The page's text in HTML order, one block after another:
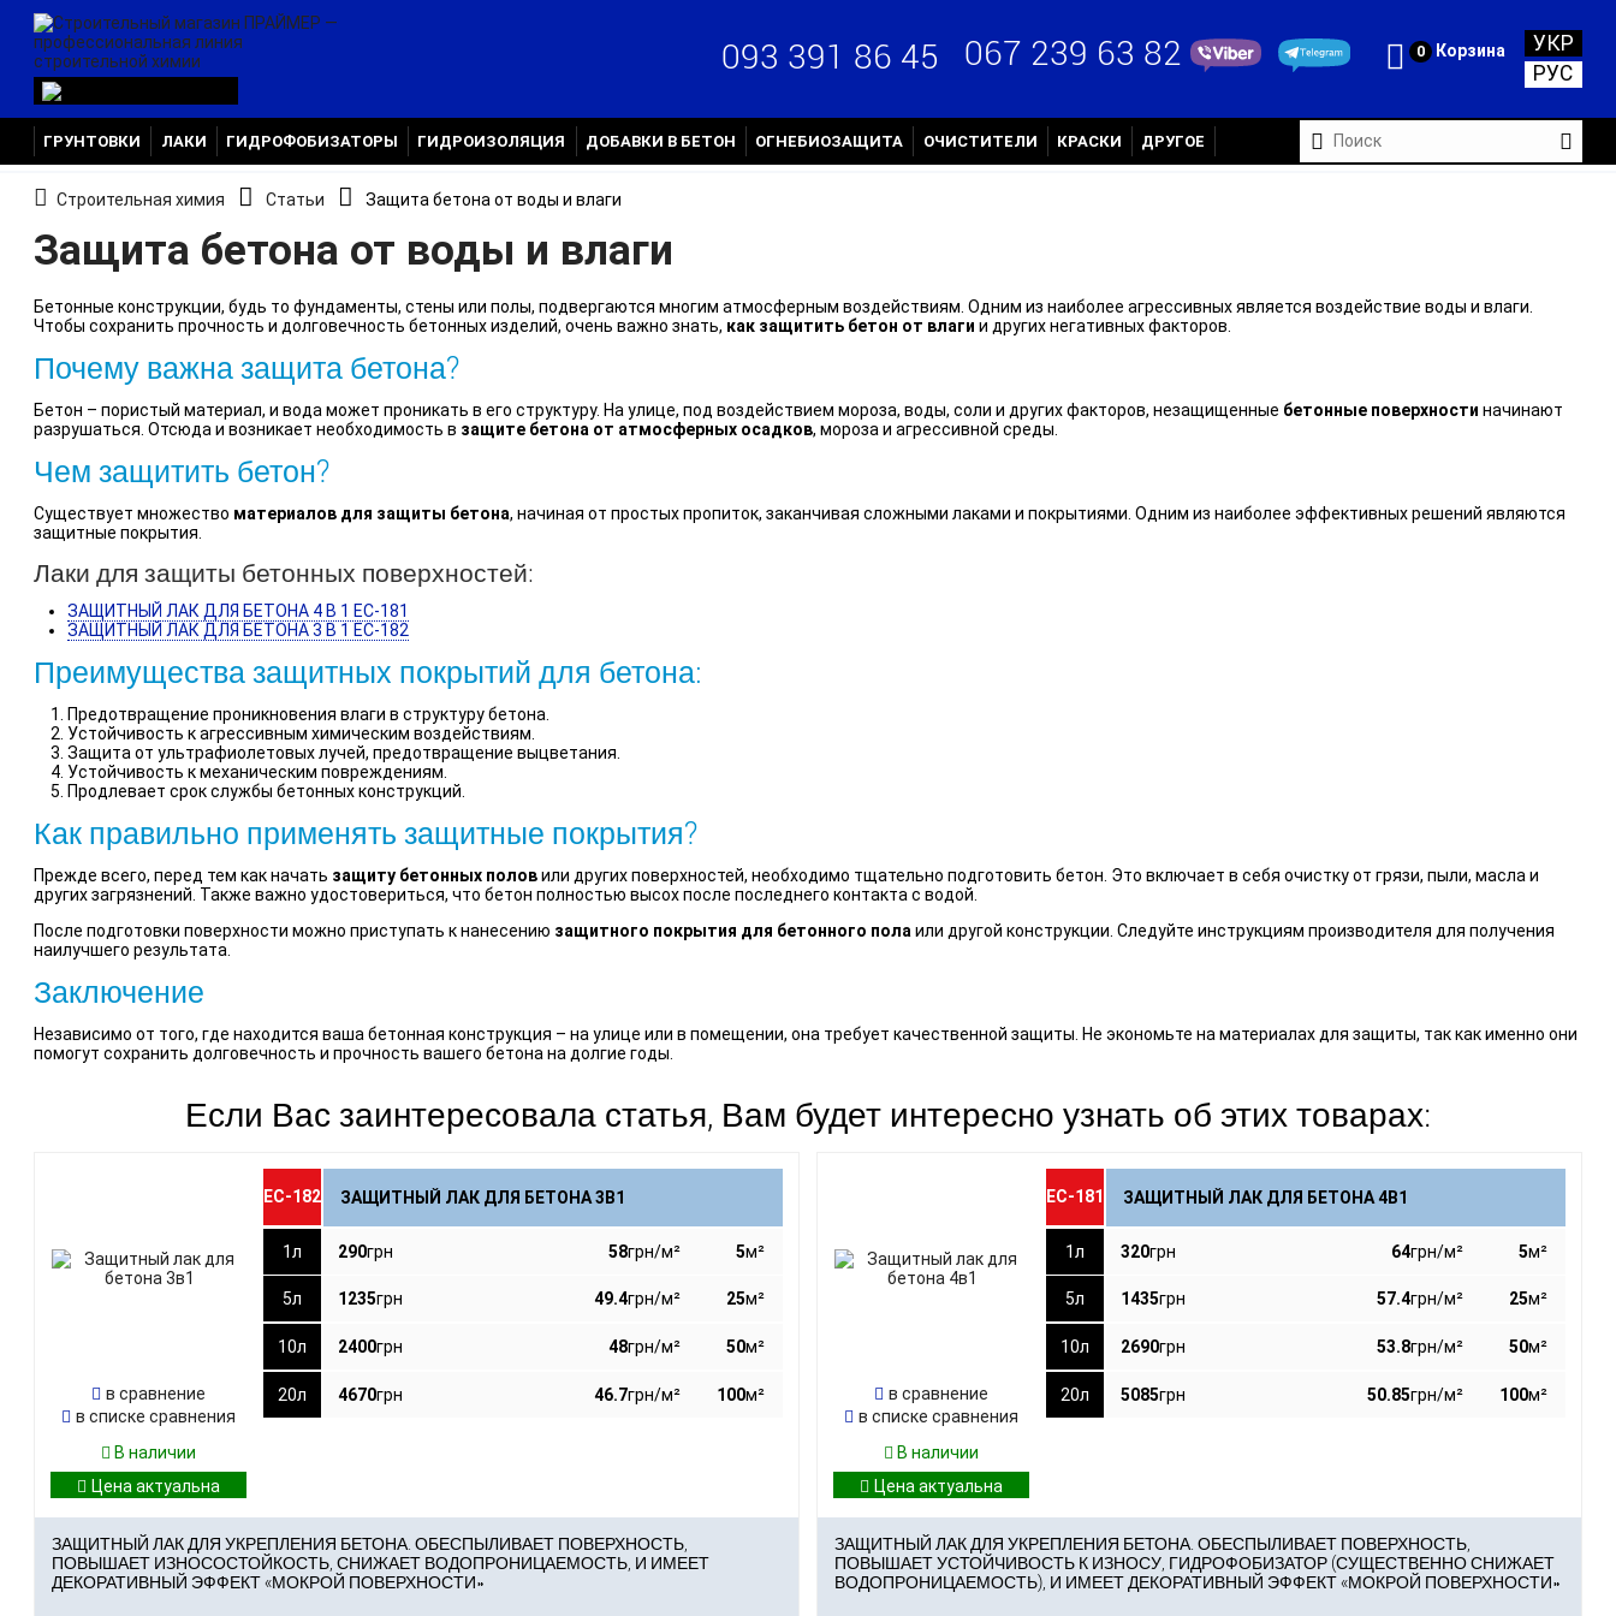
093 391 86 45 067 239 63 82 0 Корзина
УКР
РУС
ГРУНТОВКИ ЛАКИ ГИДРОФОБИЗАТОРЫ ГИДРОИЗОЛЯЦИЯ ДОБАВКИ В БЕТОН ОГНЕБИОЗАЩИТА ОЧИСТИТЕЛИ КРАСКИ ДРУГОЕ
Строительная химия Статьи Защита бетона от воды и влаги
Защита бетона от воды и влаги
Бетонные конструкции, будь то фундаменты, стены или полы, подвергаются многим атмосферным воздействиям. Одним из наиболее агрессивных является воздействие воды и влаги.
Чтобы сохранить прочность и долговечность бетонных изделий, очень важно знать, как защитить бетон от влаги и других негативных факторов.
Почему важна защита бетона?
Бетон – пористый материал, и вода может проникать в его структуру. На улице, под воздействием мороза, воды, соли и других факторов, незащищенные бетонные поверхности начинают
разрушаться. Отсюда и возникает необходимость в защите бетона от атмосферных осадков, мороза и агрессивной среды.
Чем защитить бетон?
Существует множество материалов для защиты бетона, начиная от простых пропиток, заканчивая сложными лаками и покрытиями. Одним из наиболее эффективных решений являются
защитные покрытия.
Лаки для защиты бетонных поверхностей:
ЗАЩИТНЫЙ ЛАК ДЛЯ БЕТОНА 4 В 1 ЕС-181
ЗАЩИТНЫЙ ЛАК ДЛЯ БЕТОНА 3 В 1 ЕС-182
Преимущества защитных покрытий для бетона:
Предотвращение проникновения влаги в структуру бетона.
Устойчивость к агрессивным химическим воздействиям.
Защита от ультрафиолетовых лучей, предотвращение выцветания.
Устойчивость к механическим повреждениям.
Продлевает срок службы бетонных конструкций.
Как правильно применять защитные покрытия?
Прежде всего, перед тем как начать защиту бетонных половили других поверхностей, необходимо тщательно подготовить бетон. Это включает в себя очистку от грязи, пыли, масла и
других загрязнений. Также важно удостовериться, что бетон полностью высох после последнего контакта с водой.
После подготовки поверхности можно приступать к нанесению защитного покрытия для бетонного пола или другой конструкции. Следуйте инструкциям производителя для получения
наилучшего результата.
Заключение
Независимо от того, где находится ваша бетонная конструкция – на улице или в помещении, она требует качественной защиты. Не экономьте на материалах для защиты, так как именно они
помогут сохранить долговечность и прочность вашего бетона на долгие годы.
Если Вас заинтересовала статья, Вам будет интересно узнать об этих товарах:
в сравнение
в списке сравнения
В наличии
ЕС-182 ЗАЩИТНЫЙ ЛАК ДЛЯ БЕТОНА 3В1
1л 290грн 58грн/м² 5м²
5л 1235грн 49.4грн/м² 25м²
10л 2400грн 48грн/м² 50м²
20л 4670грн 46.7грн/м² 100м²
ЗАЩИТНЫЙ ЛАК ДЛЯ УКРЕПЛЕНИЯ БЕТОНА. ОБЕСПЫЛИВАЕТ ПОВЕРХНОСТЬ,
ПОВЫШАЕТ ИЗНОСОСТОЙКОСТЬ, СНИЖАЕТ ВОДОПРОНИЦАЕМОСТЬ, И ИМЕЕТ
ДЕКОРАТИВНЫЙ ЭФФЕКТ «МОКРОЙ ПОВЕРХНОСТИ»
в сравнение
в списке сравнения
В наличии
ЕС-181 ЗАЩИТНЫЙ ЛАК ДЛЯ БЕТОНА 4В1
1л 320грн 64грн/м² 5м²
5л 1435грн 57.4грн/м² 25м²
10л 2690грн 53.8грн/м² 50м²
20л 5085грн 50.85грн/м² 100м²
ЗАЩИТНЫЙ ЛАК ДЛЯ УКРЕПЛЕНИЯ БЕТОНА. ОБЕСПЫЛИВАЕТ ПОВЕРХНОСТЬ,
ПОВЫШАЕТ УСТОЙЧИВОСТЬ К ИЗНОСУ, ГИДРОФОБИЗАТОР (СУЩЕСТВЕННО СНИЖАЕТ
ВОДОПРОНИЦАЕМОСТЬ), И ИМЕЕТ ДЕКОРАТИВНЫЙ ЭФФЕКТ «МОКРОЙ ПОВЕРХНОСТИ»